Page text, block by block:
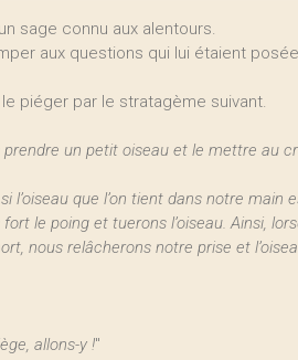
sage connu aux alentours.
aux questions qui lui étaient
piéger par le stratagème suivant.
un petit oiseau et le mettre au
l’oiseau que l’on tient dans notre main
le poing et tuerons l’oiseau. Ainsi,
nous relâcherons notre prise et
allons-y !"